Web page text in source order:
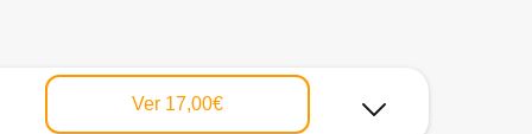
Ver 17,00€